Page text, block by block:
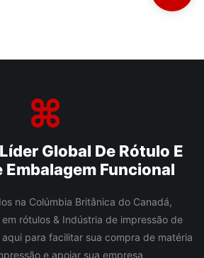
Global De Rótulo E
Embalagem Funcional
na Colúmbia Britânica do Canadá,
rótulos & Indústria de impressão de
para facilitar sua compra de matéria
e apoiar sua empresa